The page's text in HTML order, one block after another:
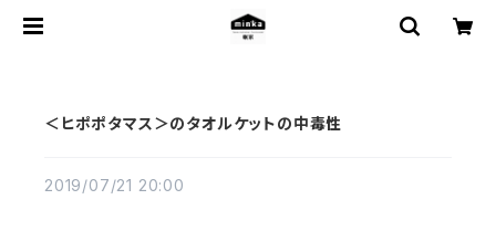
＜ヒポポタマス＞のタオルケットの中毒性
2019/07/21 20:00